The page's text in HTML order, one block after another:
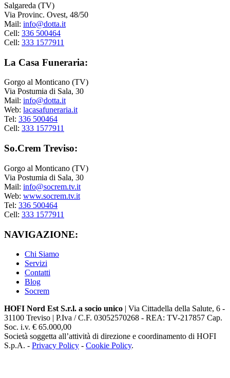
Salgareda (TV)
Via Provinc. Ovest, 48/50
Mail: info@dotta.it
Cell: 336 500464
Cell: 333 1577911
La Casa Funeraria:
Gorgo al Monticano (TV)
Via Postumia di Sala, 30
Mail: info@dotta.it
Web: lacasafuneraria.it
Tel: 336 500464
Cell: 333 1577911
So.Crem Treviso:
Gorgo al Monticano (TV)
Via Postumia di Sala, 30
Mail: info@socrem.tv.it
Web: www.socrem.tv.it
Tel: 336 500464
Cell: 333 1577911
NAVIGAZIONE:
Chi Siamo
Servizi
Contatti
Blog
Socrem
HOFI Nord Est S.r.l. a socio unico | Via Cittadella della Salute, 6 -
31100 Treviso | P.Iva / C.F. 03052570268 - REA: TV-217857 Cap.
Soc. i.v. € 65.000,00
Società soggetta all’attività di direzione e coordinamento di HOFI
S.p.A. - Privacy Policy - Cookie Policy.